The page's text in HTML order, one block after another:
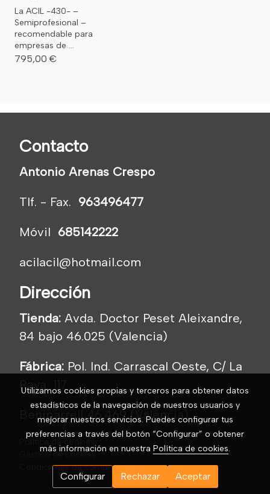
La ACIL -430- –
Semiprofesional –
recomendable para
empresas de ...
795,00 €
Contacto
Antonio Arenas Crespo
Tlf. - Fax. 963496477
Móvil 685142222
acilacil@hotmail.com
Dirección
Tienda: Avda. Doctor Peset Aleixandre,
84 bajo 46.025 (Valencia)
Fábrica: Pol. Ind. Carrascal Oeste, C/ La
Raya, 117
Beniparrell 46.469 (Valencia)
Política de cookies
Gestión de cookies
Condiciones de compra
Utilizamos cookies propias y terceros para obtener datos
estadísticos de la navegación de nuestros usuarios y
mejorar nuestros servicios. Puedes configurar tus
preferencias a través del botón “Configurar” o obtener
más información en nuestra Política de cookies.
Configurar Rechazar Aceptar